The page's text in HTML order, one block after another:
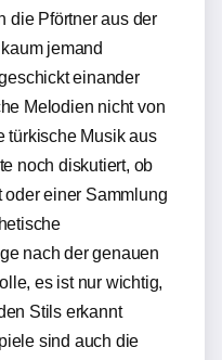
die Pförtner aus der
jemand
einander
Melodien nicht von
türkische Musik aus
noch diskutiert, ob
oder einer Sammlung
nach der genauen
es ist nur wichtig,
Stils erkannt
sind auch die